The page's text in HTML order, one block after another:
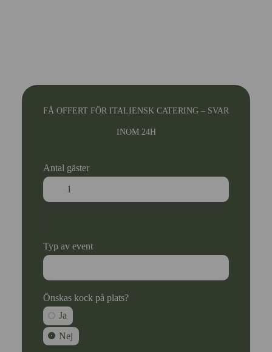
FÅ OFFERT FÖR ITALIENSK CATERING – SVAR
INOM 24H
Antal gäster
Typ av event
Önskas kock på plats?
Ja
Nej